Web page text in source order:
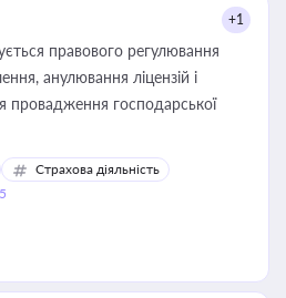
+1
правового регулювання
анулювання ліцензій і
провадження господарської
Страхова діяльність